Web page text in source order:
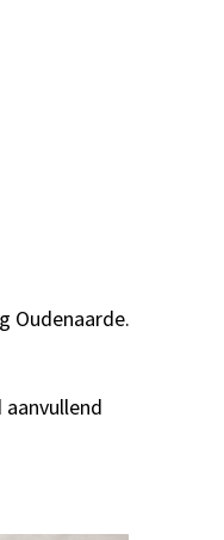
Oudenaarde.